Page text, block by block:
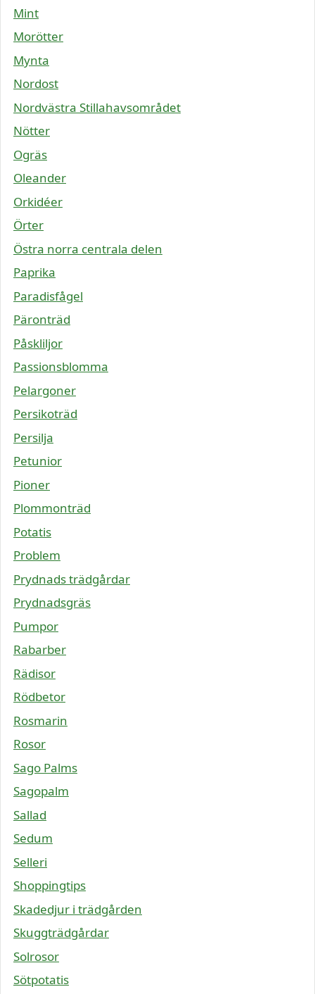
Mint
Morötter
Mynta
Nordost
Nordvästra Stillahavsområdet
Nötter
Ogräs
Oleander
Orkidéer
Örter
Östra norra centrala delen
Paprika
Paradisfågel
Päronträd
Påskliljor
Passionsblomma
Pelargoner
Persikoträd
Persilja
Petunior
Pioner
Plommonträd
Potatis
Problem
Prydnads trädgårdar
Prydnadsgräs
Pumpor
Rabarber
Rädisor
Rödbetor
Rosmarin
Rosor
Sago Palms
Sagopalm
Sallad
Sedum
Selleri
Shoppingtips
Skadedjur i trädgården
Skuggträdgårdar
Solrosor
Sötpotatis